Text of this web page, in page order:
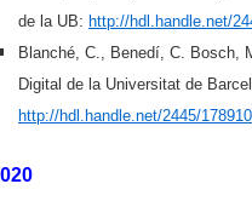
de la UB: http://hdl.handle.net/
Blanché, C., Benedí, C. Bosch,
Digital de la Universitat de
http://hdl.handle.net/2445/178910